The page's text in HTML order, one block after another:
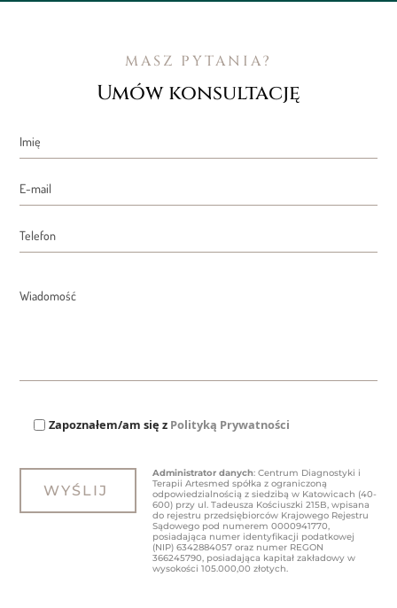
MASZ PYTANIA?
Umów konsultację
Zapoznałem/am się z Polityką Prywatności
Administrator danych: Centrum Diagnostyki i
Terapii Artesmed spółka z ograniczoną
odpowiedzialnością z siedzibą w Katowicach (40-
600) przy ul. Tadeusza Kościuszki 215B, wpisana
do rejestru przedsiębiorców Krajowego Rejestru
Sądowego pod numerem 0000941770,
posiadająca numer identyfikacji podatkowej
(NIP) 6342884057 oraz numer REGON
366245790, posiadająca kapitał zakładowy w
wysokości 105.000,00 złotych.